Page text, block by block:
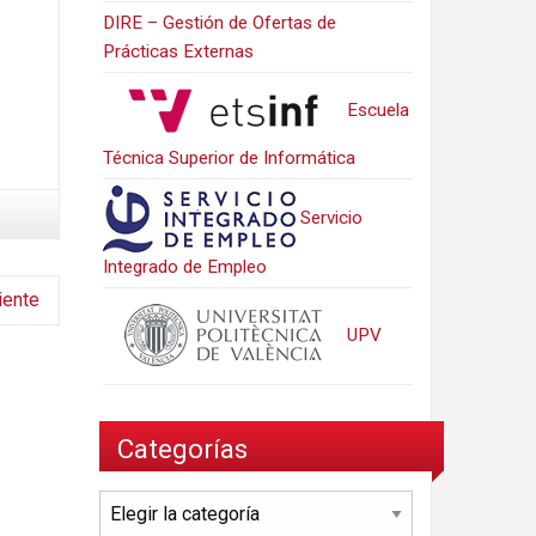
DIRE – Gestión de Ofertas de
Prácticas Externas
Escuela
Técnica Superior de Informática
Servicio
Integrado de Empleo
UPV
Categorías
Categorías